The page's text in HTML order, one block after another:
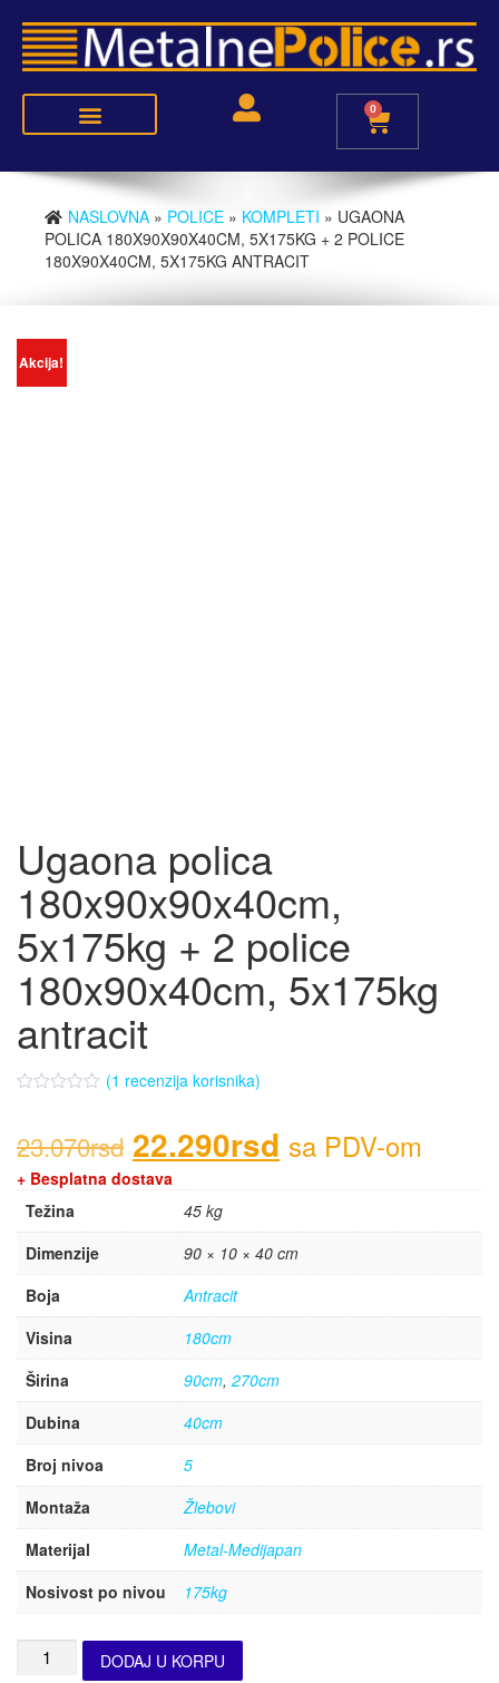
0
NASLOVNA » POLICE » KOMPLETI » UGAONA
POLICA 180X90X90X40CM, 5X175KG + 2 POLICE
180X90X40CM, 5X175KG ANTRACIT
Akcija!
Ugaona polica
180x90x90x40cm,
5x175kg + 2 police
180x90x40cm, 5x175kg
antracit
(1 recenzija korisnika)
23.070rsd 22.290rsd sa PDV-om
+ Besplatna dostava
Težina
45 kg
Dimenzije
90 × 10 × 40 cm
Boja
Antracit
Visina
180cm
Širina
90cm, 270cm
Dubina
40cm
Broj nivoa
5
Montaža
Žlebovi
Materijal
Metal-Medijapan
Nosivost po nivou
175kg
DODAJ U KORPU